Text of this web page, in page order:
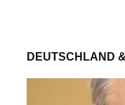
DEUTSCHLAND